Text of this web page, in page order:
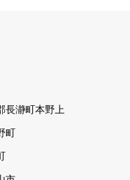
長瀞町本野上
町